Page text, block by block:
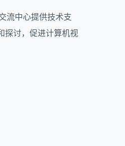
流中心提供技术支
探讨，促进计算机视